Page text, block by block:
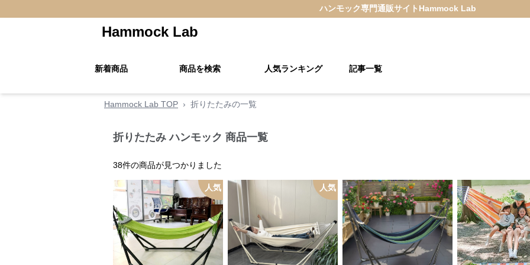
ハンモック専門通販サイト Hammock Lab
Hammock Lab
新着商品 商品を検索 人気ランキング 記事一覧
Hammock Lab TOP › 折りたたみの一覧
折りたたみ ハンモック 商品一覧
38件の商品が見つかりました
人気 人気